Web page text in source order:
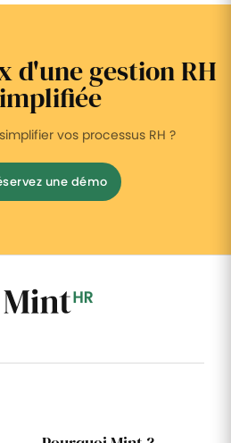
d'une gestion RH
vos processus RH ?
une démo